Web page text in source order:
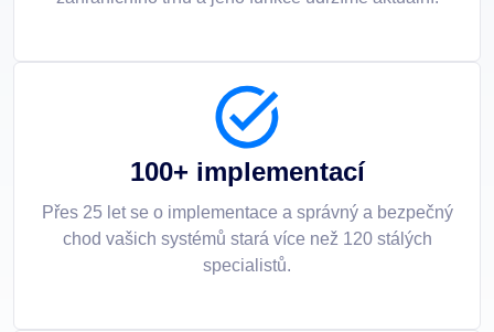
100+ implementací
Přes 25 let se o implementace a správný a bezpečný
chod vašich systémů stará více než 120 stálých
specialistů.